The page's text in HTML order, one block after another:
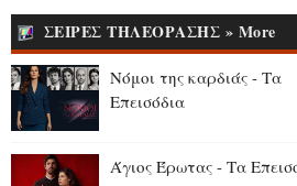
Συνελήφθη 31χρονος στη
Γερμανία για 3
ανθρωποκτονίες και 1
απόπειρα που τελέστηκαν
ΣΕΙΡΕΣ ΤΗΛΕΟΡΑΣΗΣ » More
Νόμοι της καρδιάς - Τα
Επεισόδια
Άγιος Έρωτας - Τα